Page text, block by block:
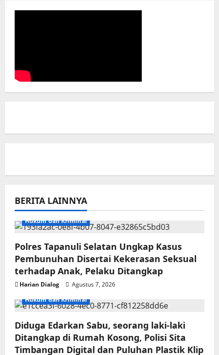
BERITA LAINNYA
Hukum dan Kriminal
Polres Tapanuli Selatan Ungkap Kasus
Pembunuhan Disertai Kekerasan Seksual
terhadap Anak, Pelaku Ditangkap
Harian Dialog
Agustus 7, 2026
Hukum dan Kriminal
Diduga Edarkan Sabu, seorang laki-laki
Ditangkap di Rumah Kosong, Polisi Sita
Timbangan Digital dan Puluhan Plastik Klip